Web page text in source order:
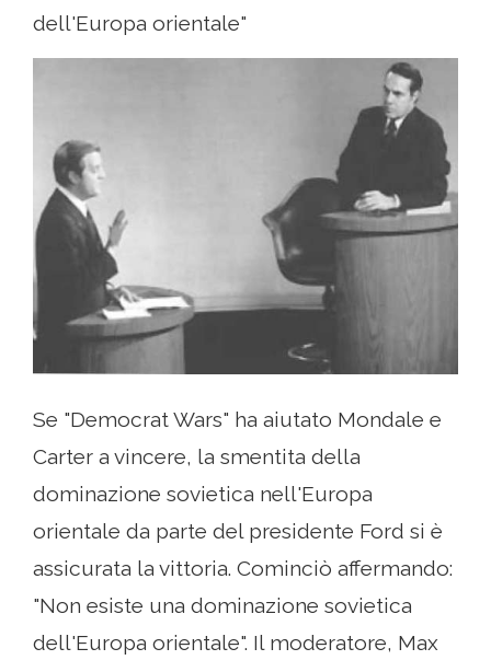
dell'Europa orientale"
Se "Democrat Wars" ha aiutato Mondale e
Carter a vincere, la smentita della
dominazione sovietica nell'Europa
orientale da parte del presidente Ford si è
assicurata la vittoria. Cominciò affermando:
"Non esiste una dominazione sovietica
dell'Europa orientale". Il moderatore, Max